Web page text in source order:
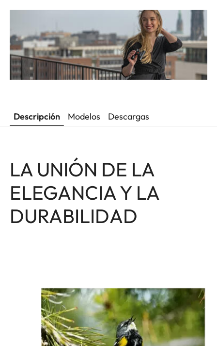
Descripción Modelos Descargas
LA UNIÓN DE LA
ELEGANCIA Y LA
DURABILIDAD